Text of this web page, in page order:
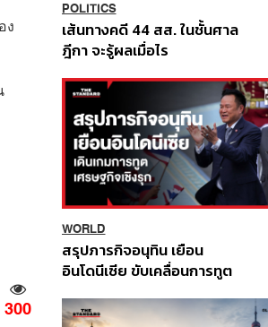
ง
300
POLITICS
เส้นทางคดี 44 สส. ในชั้นศาล
ฎีกา จะรู้ผลเมื่อไร
WORLD
สรุปภารกิจอนุทิน เยือน
อินโดนีเซีย ขับเคลื่อนการทูต
ส่วนยุทธศาสตร์ไทย –